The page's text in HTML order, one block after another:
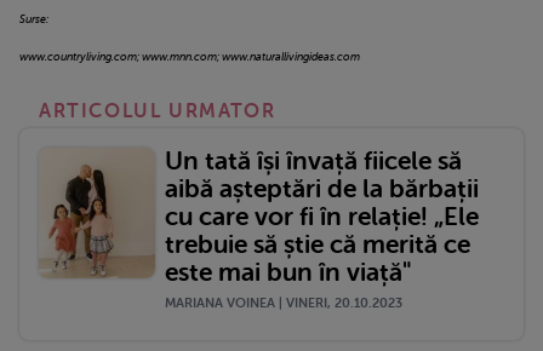
Surse:
www.countryliving.com; www.mnn.com; www.naturallivingideas.com
ARTICOLUL URMATOR
Un tată își învață fiicele să
aibă așteptări de la bărbații
cu care vor fi în relație! „Ele
trebuie să știe că merită ce
este mai bun în viață"
MARIANA VOINEA | VINERI, 20.10.2023